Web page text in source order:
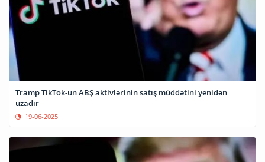
Tramp TikTok-un ABŞ aktivlərinin satış müddətini yenidən
uzadır
19-06-2025